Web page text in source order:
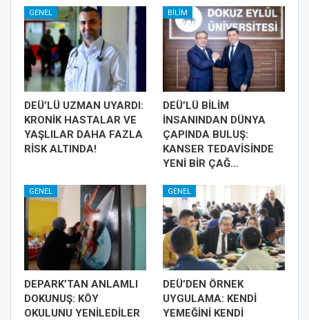
GENEL
DEÜ’LÜ UZMAN UYARDI:
KRONİK HASTALAR VE
YAŞLILAR DAHA FAZLA
RİSK ALTINDA!
BILIM
DEÜ’LÜ BİLİM
İNSANINDAN DÜNYA
ÇAPINDA BULUŞ:
KANSER TEDAVİSİNDE
YENİ BİR ÇAĞ…
GENEL
DEPARK’TAN ANLAMLI
DOKUNUŞ: KÖY
OKULUNU YENİLEDİLER
GENEL
DEÜ’DEN ÖRNEK
UYGULAMA: KENDİ
YEMEĞİNİ KENDİ